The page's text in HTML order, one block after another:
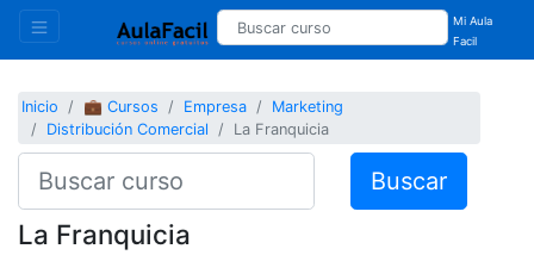
Mi Aula
Facil
Inicio 💼 Cursos Empresa
Marketing
Distribución Comercial
La Franquicia
Buscar
La Franquicia